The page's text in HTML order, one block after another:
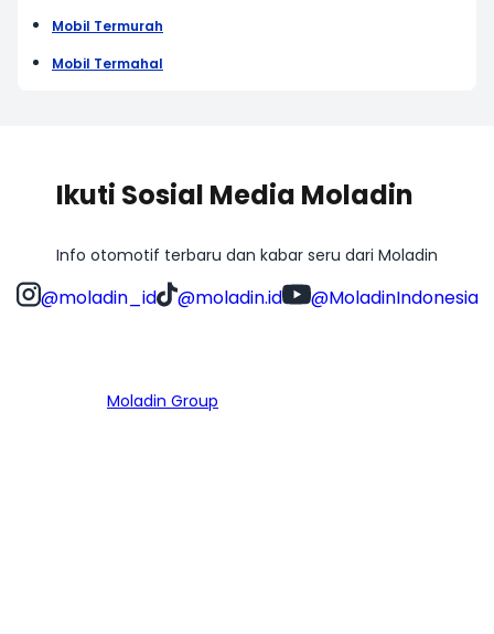
Mobil Termurah
Mobil Termahal
Ikuti Sosial Media Moladin
Info otomotif terbaru dan kabar seru dari Moladin
@moladin_id @moladin.id @MoladinIndonesia
Moladin Group